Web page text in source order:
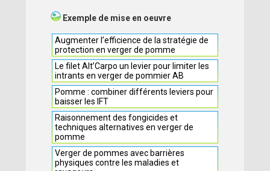
Exemple de mise en oeuvre
Augmenter l’efficience de la stratégie de
protection en verger de pomme
Le filet Alt’Carpo un levier pour limiter les
intrants en verger de pommier AB
Pomme : combiner différents leviers pour
baisser les IFT
Raisonnement des fongicides et
techniques alternatives en verger de
pomme
Verger de pommes avec barrières
physiques contre les maladies et